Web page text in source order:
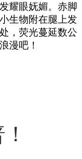
耀眼妩媚。赤脚
生物附在腿上发
，荧光蔓延数公
漫吧！